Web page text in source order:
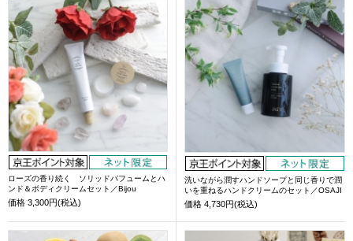
ローズの香り続く ソリッドパフュームとハ
ンド＆ボディクリームセット／Bijou
価格 3,300円(税込)
洗いながら潤すハンドソープと同じ香りで潤
いを重ねるハンドクリームのセット／OSAJI
価格 4,730円(税込)